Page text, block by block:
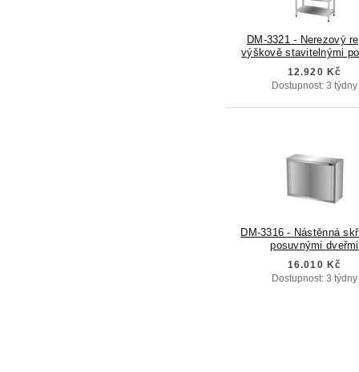
DM-3321 - Nerezový
výškově stavitelnými
12.920 Kč
Dostupnost: 3 týdny
DM-3316 - Nástěnná
posuvnými dveřmi
16.010 Kč
Dostupnost: 3 týdny